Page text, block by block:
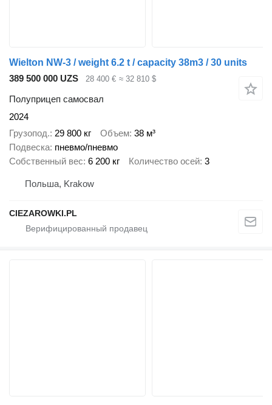
Wielton NW-3 / weight 6.2 t / capacity 38m3 / 30 units
389 500 000 UZS
28 400 € ≈ 32 810 $
Полуприцеп самосвал
2024
Грузопод. 29 800 кг Объем 38 м³
Подвеска пневмо/пневмо
Собственный вес 6 200 кг Количество осей 3
Польша, Krakow
CIEZAROWKI.PL